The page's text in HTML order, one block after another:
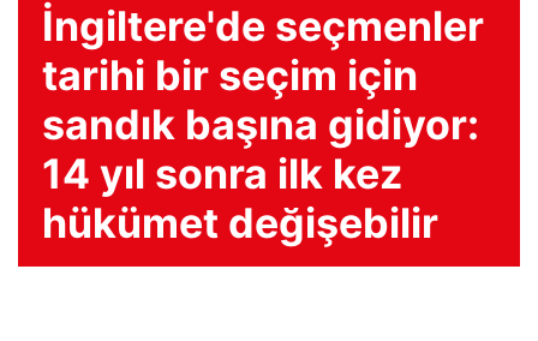
İngiltere'de seçmenler
tarihi bir seçim için
sandık başına gidiyor:
14 yıl sonra ilk kez
hükümet değişebilir